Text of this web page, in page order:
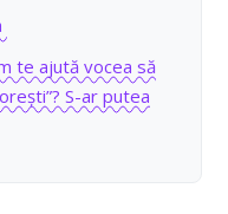
te ajută vocea să
S-ar putea